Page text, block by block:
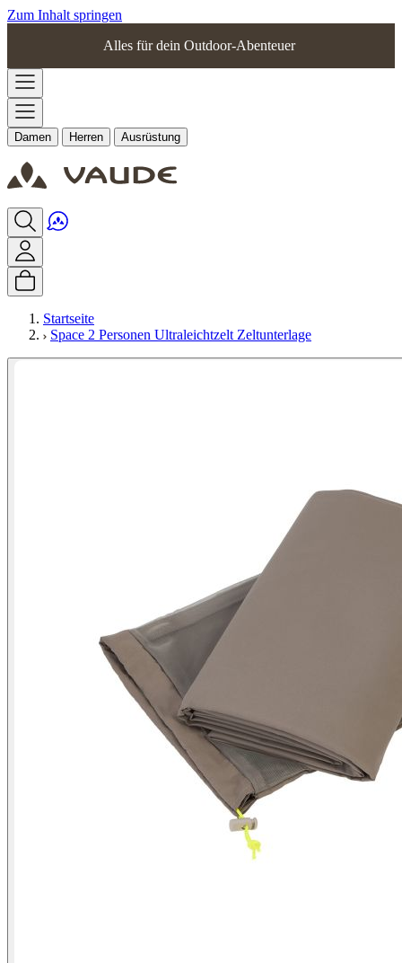
Zum Inhalt springen
Alles für dein Outdoor-Abenteuer
Damen Herren Ausrüstung
Startseite
Space 2 Personen Ultraleichtzelt Zeltunterlage